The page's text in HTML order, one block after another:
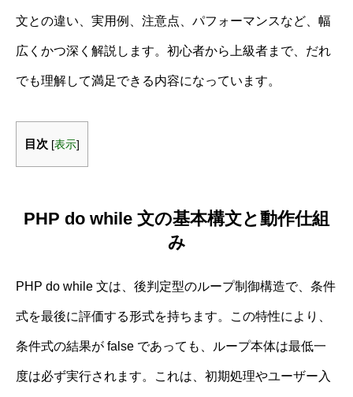
文との違い、実用例、注意点、パフォーマンスなど、幅
広くかつ深く解説します。初心者から上級者まで、だれ
でも理解して満足できる内容になっています。
目次 [表示]
PHP do while 文の基本構文と動作仕組
み
PHP do while 文は、後判定型のループ制御構造で、条件
式を最後に評価する形式を持ちます。この特性により、
条件式の結果が false であっても、ループ本体は最低一
度は必ず実行されます。これは、初期処理やユーザー入